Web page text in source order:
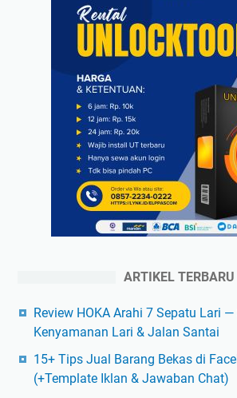
ARTIKEL TERBARU
Review HOKA Arahi 7 Sepatu Lari
Kenyamanan Lari & Jalan Santai
15+ Tips Jual Barang Bekas di
(+Template Iklan & Jawaban Chat)